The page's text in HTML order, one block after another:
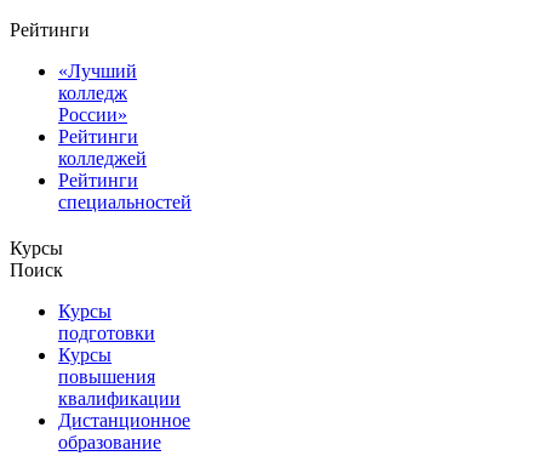
Рейтинги
«Лучший
колледж
России»
Рейтинги
колледжей
Рейтинги
специальностей
Курсы
Поиск
Курсы
подготовки
Курсы
повышения
квалификации
Дистанционное
образование